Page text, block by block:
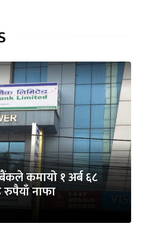
कमायो १ अर्ब ६८
नाफा